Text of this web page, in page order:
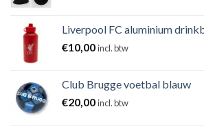
Liverpool FC aluminium
€10,00incl. btw
Club Brugge voetbal blauw
€20,00incl. btw